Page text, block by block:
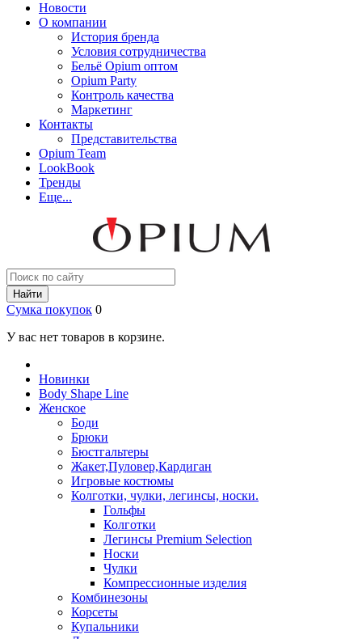
Новости
О компании
История бренда
Условия сотрудничества
Бельё Opium оптом
Opium Party
Контроль качества
Маркетинг
Контакты
Представительства
Opium Team
LookBook
Тренды
Еще...
Найти
Сумка покупок 0
У вас нет товаров в корзине.
Новинки
Body Shape Line
Женское
Боди
Брюки
Бюстгальтеры
Жакет,Пуловер,Кардиган
Игровые костюмы
Колготки, чулки, легинсы, носки.
Гольфы
Колготки
Легинсы Premium Selection
Носки
Чулки
Компрессионные изделия
Комбинезоны
Корсеты
Купальники